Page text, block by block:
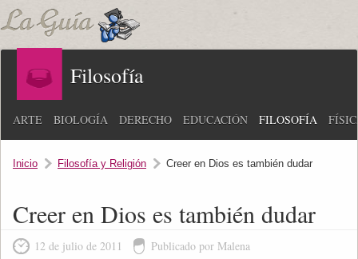
Filosofía
ARTE BIOLOGÍA DERECHO EDUCACIÓN FILOSOFÍA
Inicio Filosofía y Religión Creer en Dios es también dudar
Creer en Dios es también dudar
12 de julio de 2011 Publicado por Malena